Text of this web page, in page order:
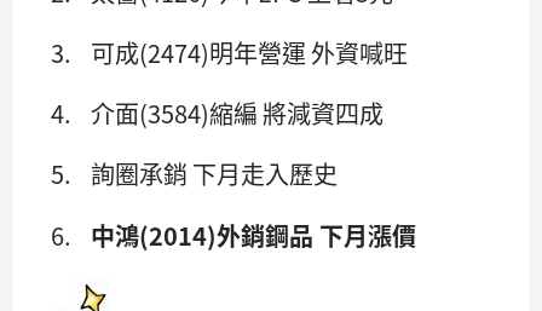
3. 可成(2474)明年營運 外資喊旺
4. 介面(3584)縮編 將減資四成
5. 詢圈承銷 下月走入歷史
6. 中鴻(2014)外銷鋼品 下月漲價